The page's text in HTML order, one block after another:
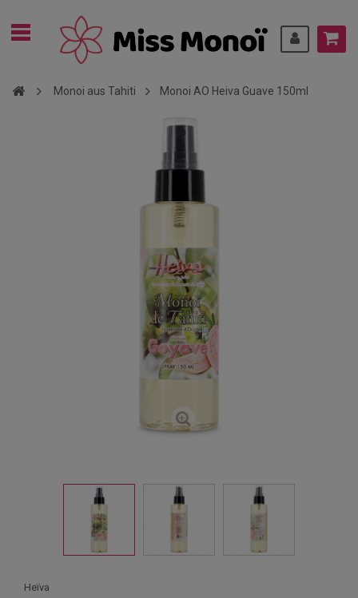
Monoi aus Tahiti Monoi AO Heiva Guave 150ml
Heïva